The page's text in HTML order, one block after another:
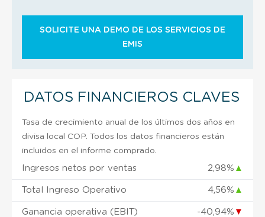
SOLICITE UNA DEMO DE LOS SERVICIOS DE
EMIS
DATOS FINANCIEROS CLAVES
Tasa de crecimiento anual de los últimos dos años en
divisa local COP. Todos los datos financieros están
incluidos en el informe comprado.
Ingresos netos por ventas 2,98% ▲
Total Ingreso Operativo 4,56% ▲
Ganancia operativa (EBIT) -40,94% ▼